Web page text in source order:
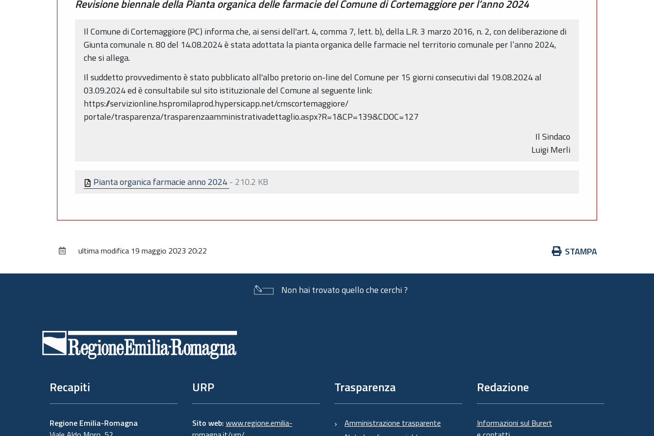
Revisione biennale della Pianta organica delle farmacie del Comune di Cortemaggiore per l’anno 2024
Il Comune di Cortemaggiore (PC) informa che, ai sensi dell'art. 4, comma 7, lett. b), della L.R. 3 marzo 2016, n. 2, con deliberazione di
Giunta comunale n. 80 del 14.08.2024 è stata adottata la pianta organica delle farmacie nel territorio comunale per l’anno 2024,
che si allega.
Il suddetto provvedimento è stato pubblicato all'albo pretorio on-line del Comune per 15 giorni consecutivi dal 19.08.2024 al
03.09.2024 ed è consultabile sul sito istituzionale del Comune al seguente link:
https://servizionline.hspromilaprod.hypersicapp.net/cmscortemaggiore/
portale/trasparenza/trasparenzaamministrativadettaglio.aspx?R=1&CP=139&CDOC=127
Il Sindaco
Luigi Merli
Pianta organica farmacie anno 2024- 210.2 KB
Azioni
documento
STAMPA
ultima modifica 19 maggio 2023 20:22
Non hai trovato quello che cerchi ?
Recapiti
Regione Emilia-Romagna
URP
Sito web: www.regione.emilia-
Trasparenza
Amministrazione trasparente
Redazione
Informazioni sul Burert